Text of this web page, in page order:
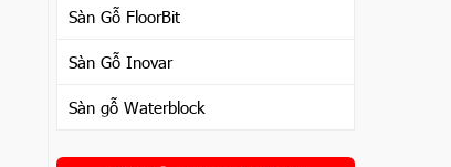
Sàn Gỗ FloorBit
Sàn Gỗ Inovar
Sàn gỗ Waterblock